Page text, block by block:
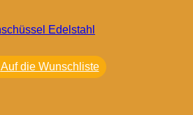
Auf die Wunschliste